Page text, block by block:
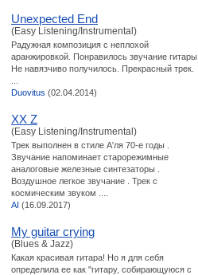
Unexpected End
(Easy Listening/Instrumental)
Радужная композиция с неплохой
аранжировкой. Понравилось звучание гитары.
Не навязчиво получилось. Прекрасный трек.
Duovitus (02.04.2014)
XX Z
(Easy Listening/Instrumental)
Трек выполнен в стиле А'ля 70-е годы .
Звучание напоминает старорежимные
аналоговые железные синтезаторы .
Воздушное легкое звучание . Трек с
космическим звуком ....
AI (16.09.2017)
My guitar crying
(Blues & Jazz)
Какая красивая гитара! Но я для себя
определила ее как "гитару, собирающуюся с